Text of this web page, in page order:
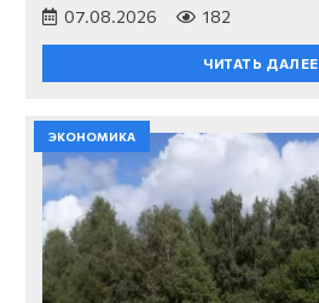
07.08.2026 182
ЧИТАТЬ ДАЛЕЕ
ЭКОНОМИКА